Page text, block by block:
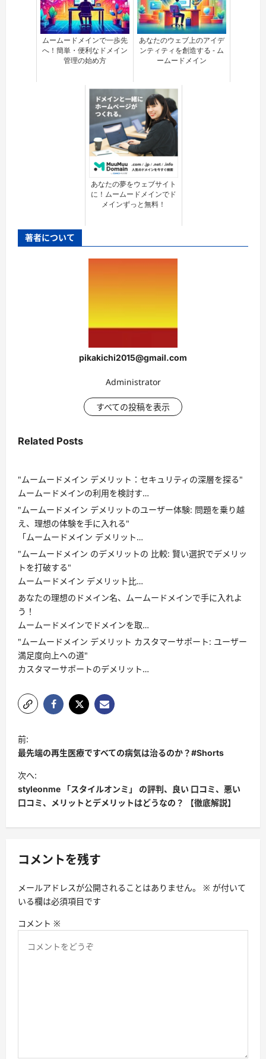
ムームードメインで一歩先
へ！簡単・便利なドメイン
管理の始め方
あなたのウェブ上のアイデ
ンティティを創造する - ム
ームードメイン
あなたの夢をウェブサイト
に！ムームードメインでド
メインずっと無料！
著者について
pikakichi2015@gmail.com
Administrator
すべての投稿を表示
Related Posts
"ムームードメイン デメリット：セキュリティの深層を探る"
ムームードメインの利用を検討す…
"ムームードメイン デメリットのユーザー体験: 問題を乗り越
え、理想の体験を手に入れる"
「ムームードメイン デメリット…
"ムームードメイン のデメリットの 比較: 賢い選択でデメリッ
トを打破する"
ムームードメイン デメリット比…
あなたの理想のドメイン名、ムームードメインで手に入れよ
う！
ムームードメインでドメインを取…
"ムームードメイン デメリット カスタマーサポート: ユーザー
満足度向上への道"
カスタマーサポートのデメリット…
投
稿
ナ
ビ
ゲ
ー
ョ
前:
最先端の再生医療ですべての病気は治るのか？#Shorts
次へ:
styleonme 「スタイルオンミ」 の評判、良い 口コミ、悪い
口コミ、メリットとデメリットはどうなの？ 【徹底解説】
コメントを残す
メールアドレスが公開されることはありません。 ※ が付いて
いる欄は必須項目です
コメント ※